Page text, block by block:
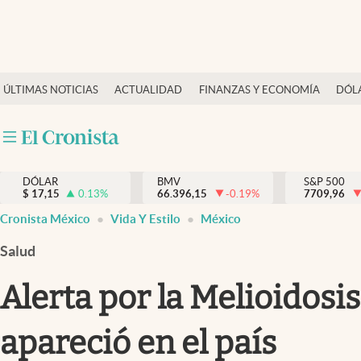
ÚLTIMAS NOTICIAS ACTUALIDAD FINANZAS Y ECONOMÍA
Actualidad
Internacionales
Opinión
Brand Strategy
Vida y estilo
Tv
DÓLAR
$ 17,15 0.13%
BMV
66.396,15
-0.19%
S&P 500
7709,96
Cronista México Vida Y Estilo México
Salud
Alerta por la
apareció en el país